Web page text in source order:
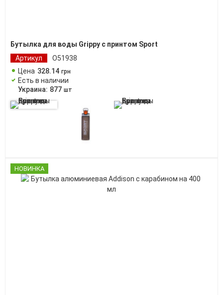
Бутылка для воды Grippy c принтом Sport
Артикул
O51938
Цена 328.14 грн
Есть в наличии
Украина: 877 шт
НОВИНКА